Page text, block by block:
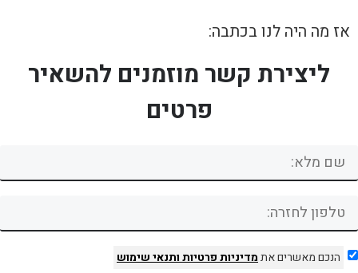
אז מה היה לנו בכתבה:
ליצירת קשר מוזמנים להשאיר
פרטים
הנכם מאשרים אתמדיניות פרטיותותנאי שימוש